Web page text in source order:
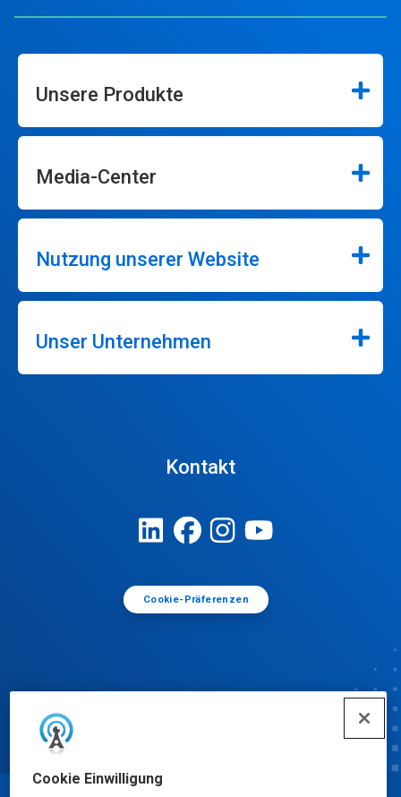
Cookie Einwilligung
Unsere Produkte
Media-Center
Nutzung unserer Website
Unser Unternehmen
Kontakt
Cookie-Präferenzen